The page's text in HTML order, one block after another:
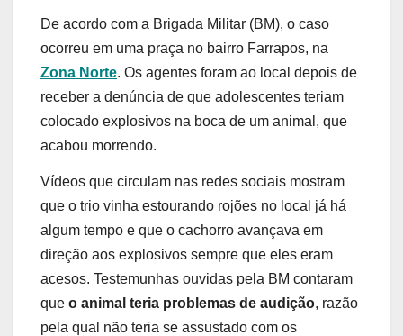
De acordo com a Brigada Militar (BM), o caso
ocorreu em uma praça no bairro Farrapos, na
Zona Norte. Os agentes foram ao local depois de
receber a denúncia de que adolescentes teriam
colocado explosivos na boca de um animal, que
acabou morrendo.
Vídeos que circulam nas redes sociais mostram
que o trio vinha estourando rojões no local já há
algum tempo e que o cachorro avançava em
direção aos explosivos sempre que eles eram
acesos. Testemunhas ouvidas pela BM contaram
que o animal teria problemas de audição, razão
pela qual não teria se assustado com os